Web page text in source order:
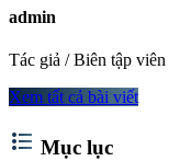
admin
Tác giả / Biên tập viên
Xem tất cả bài viết
format_list_bulleted Mục lục